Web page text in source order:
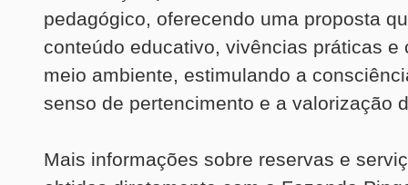
pedagógico, oferecendo uma proposta
conteúdo educativo, vivências práticas e
meio ambiente, estimulando a
senso de pertencimento e a valorização
Mais informações sobre reservas e